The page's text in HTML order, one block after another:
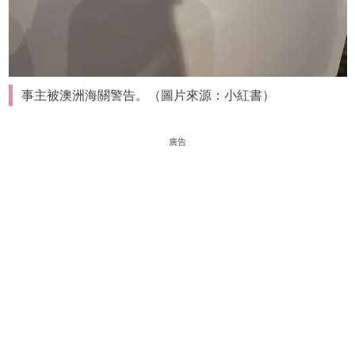
事主被澳洲海關警告。（圖片來源：小紅書）
廣告